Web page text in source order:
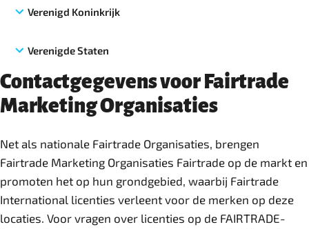
Verenigd Koninkrijk
Verenigde Staten
Contactgegevens voor Fairtrade
Marketing Organisaties
Net als nationale Fairtrade Organisaties, brengen
Fairtrade Marketing Organisaties Fairtrade op de markt en
promoten het op hun grondgebied, waarbij Fairtrade
International licenties verleent voor de merken op deze
locaties. Voor vragen over licenties op de FAIRTRADE-